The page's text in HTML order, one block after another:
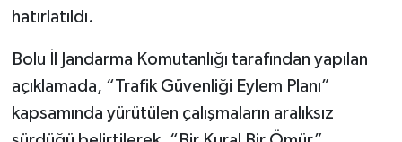
hatırlatıldı.
Bolu İl Jandarma Komutanlığı tarafından yapılan
açıklamada, “Trafik Güvenliği Eylem Planı”
kapsamında yürütülen çalışmaların aralıksız